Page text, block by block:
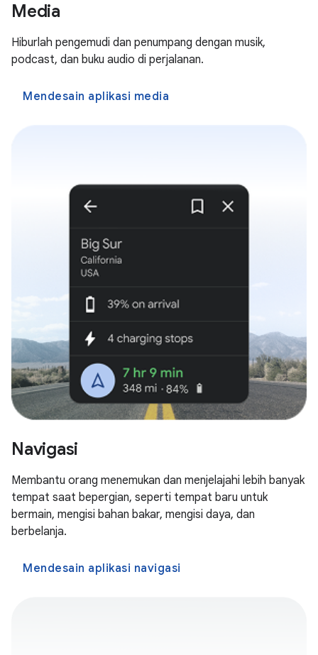
Media
Hiburlah pengemudi dan penumpang dengan musik,
podcast, dan buku audio di perjalanan.
Mendesain aplikasi media
Navigasi
Membantu orang menemukan dan menjelajahi lebih banyak
tempat saat bepergian, seperti tempat baru untuk
bermain, mengisi bahan bakar, mengisi daya, dan
berbelanja.
Mendesain aplikasi navigasi